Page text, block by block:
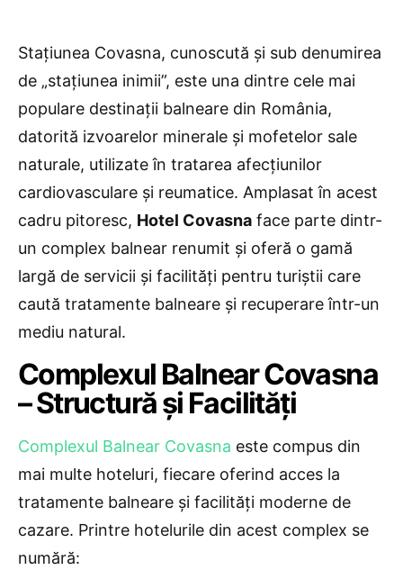
Stațiunea Covasna, cunoscută și sub denumirea
de „stațiunea inimii”, este una dintre cele mai
populare destinații balneare din România,
datorită izvoarelor minerale și mofetelor sale
naturale, utilizate în tratarea afecțiunilor
cardiovasculare și reumatice. Amplasat în acest
cadru pitoresc, Hotel Covasna face parte dintr-
un complex balnear renumit și oferă o gamă
largă de servicii și facilități pentru turiștii care
caută tratamente balneare și recuperare într-un
mediu natural.
Complexul Balnear Covasna
– Structură și Facilități
Complexul Balnear Covasna este compus din
mai multe hoteluri, fiecare oferind acces la
tratamente balneare și facilități moderne de
cazare. Printre hotelurile din acest complex se
numără: